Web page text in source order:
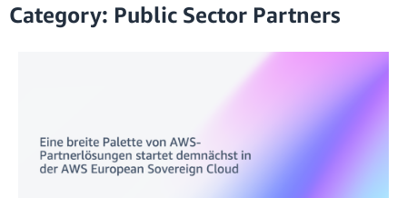
Editionen
Category: Public Sector Partners